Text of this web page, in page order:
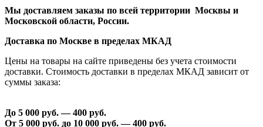
Мы доставляем заказы по всей территории Москвы и
Московской области, России.
Доставка по Москве в пределах МКАД
Цены на товары на сайте приведены без учета стоимости
доставки. Стоимость доставки в пределах МКАД зависит от
суммы заказа:
До 5 000 руб. —400 руб.
От 5 000 руб. до 10 000 руб. —400 руб.